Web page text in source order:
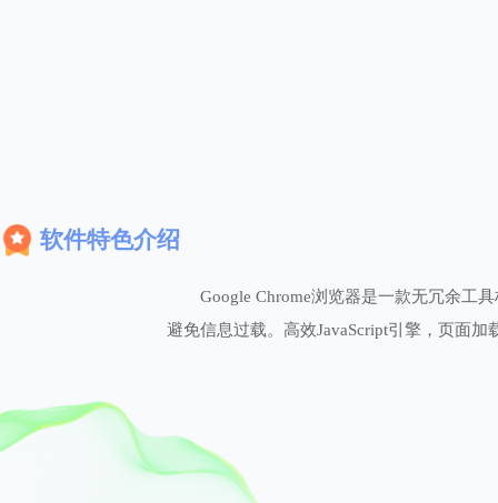
软件特色介绍
Google Chrome浏览器是一款无冗余工
避免信息过载。高效JavaScript引擎，页面